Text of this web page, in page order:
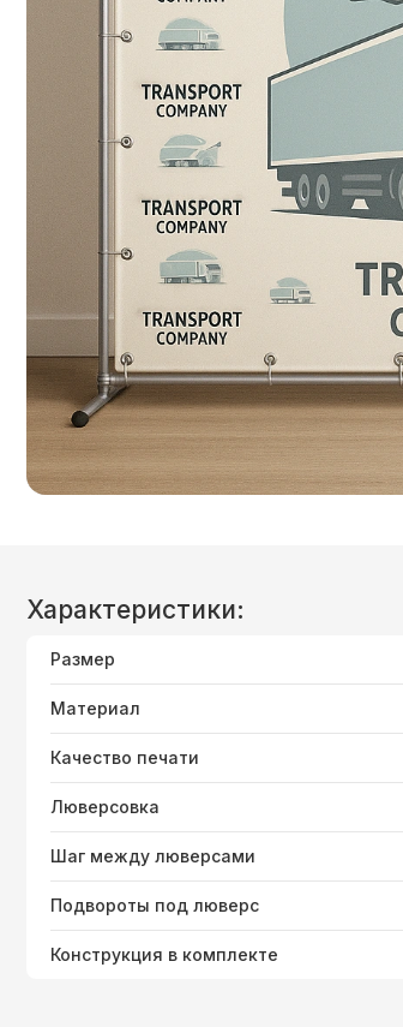
Характеристики:
Размер
Материал
Качество печати
Люверсовка
Шаг между люверсами
Подвороты под люверс
Конструкция в комплекте